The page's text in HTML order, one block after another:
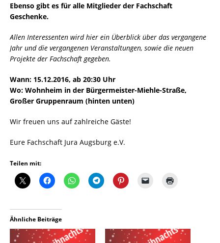
Ebenso gibt es für alle Mitglieder der Fachschaft
Geschenke.
Allen Interessenten wird hier ein Überblick über das vergangene
Jahr und die vergangenen Veranstaltungen, sowie die neuen
Projekte der Fachschaft gegeben.
Wann: 15.12.2016, ab 20:30 Uhr
Wo: Wohnheim in der Bürgermeister-Miehle-Straße,
Großer Gruppenraum (hinten unten)
Wir freuen uns auf zahlreiche Gäste!
Eure Fachschaft Jura Augsburg e.V.
Teilen mit:
Ähnliche Beiträge